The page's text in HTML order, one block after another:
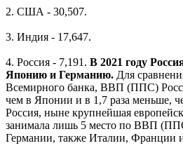
2. США - 30,507.
3. Индия - 17,647.
4. Россия - 7,191. В 2021 году
Японию и Германию. Для
Всемирного банка, ВВП (ППС)
чем в Японии и в 1,7 раза меньше,
Россия, ныне крупнейшая
занимала лишь 5 место по ВВП
Германии, также Италии, Франции